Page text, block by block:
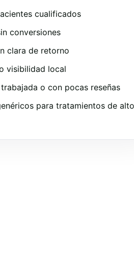
cualificados
conversiones
clara de retorno
visibilidad local
o con pocas reseñas
para tratamientos de alto